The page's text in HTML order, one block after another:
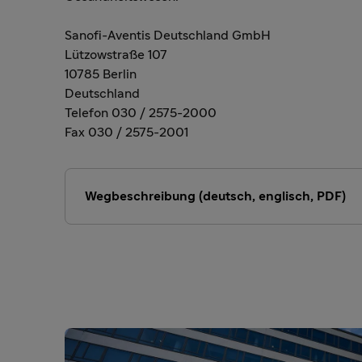
Sanofi-Aventis Deutschland GmbH
Lützowstraße 107
10785 Berlin
Deutschland
Telefon 030 / 2575-2000
Fax 030 / 2575-2001
Wegbeschreibung (deutsch, englisch, PDF)